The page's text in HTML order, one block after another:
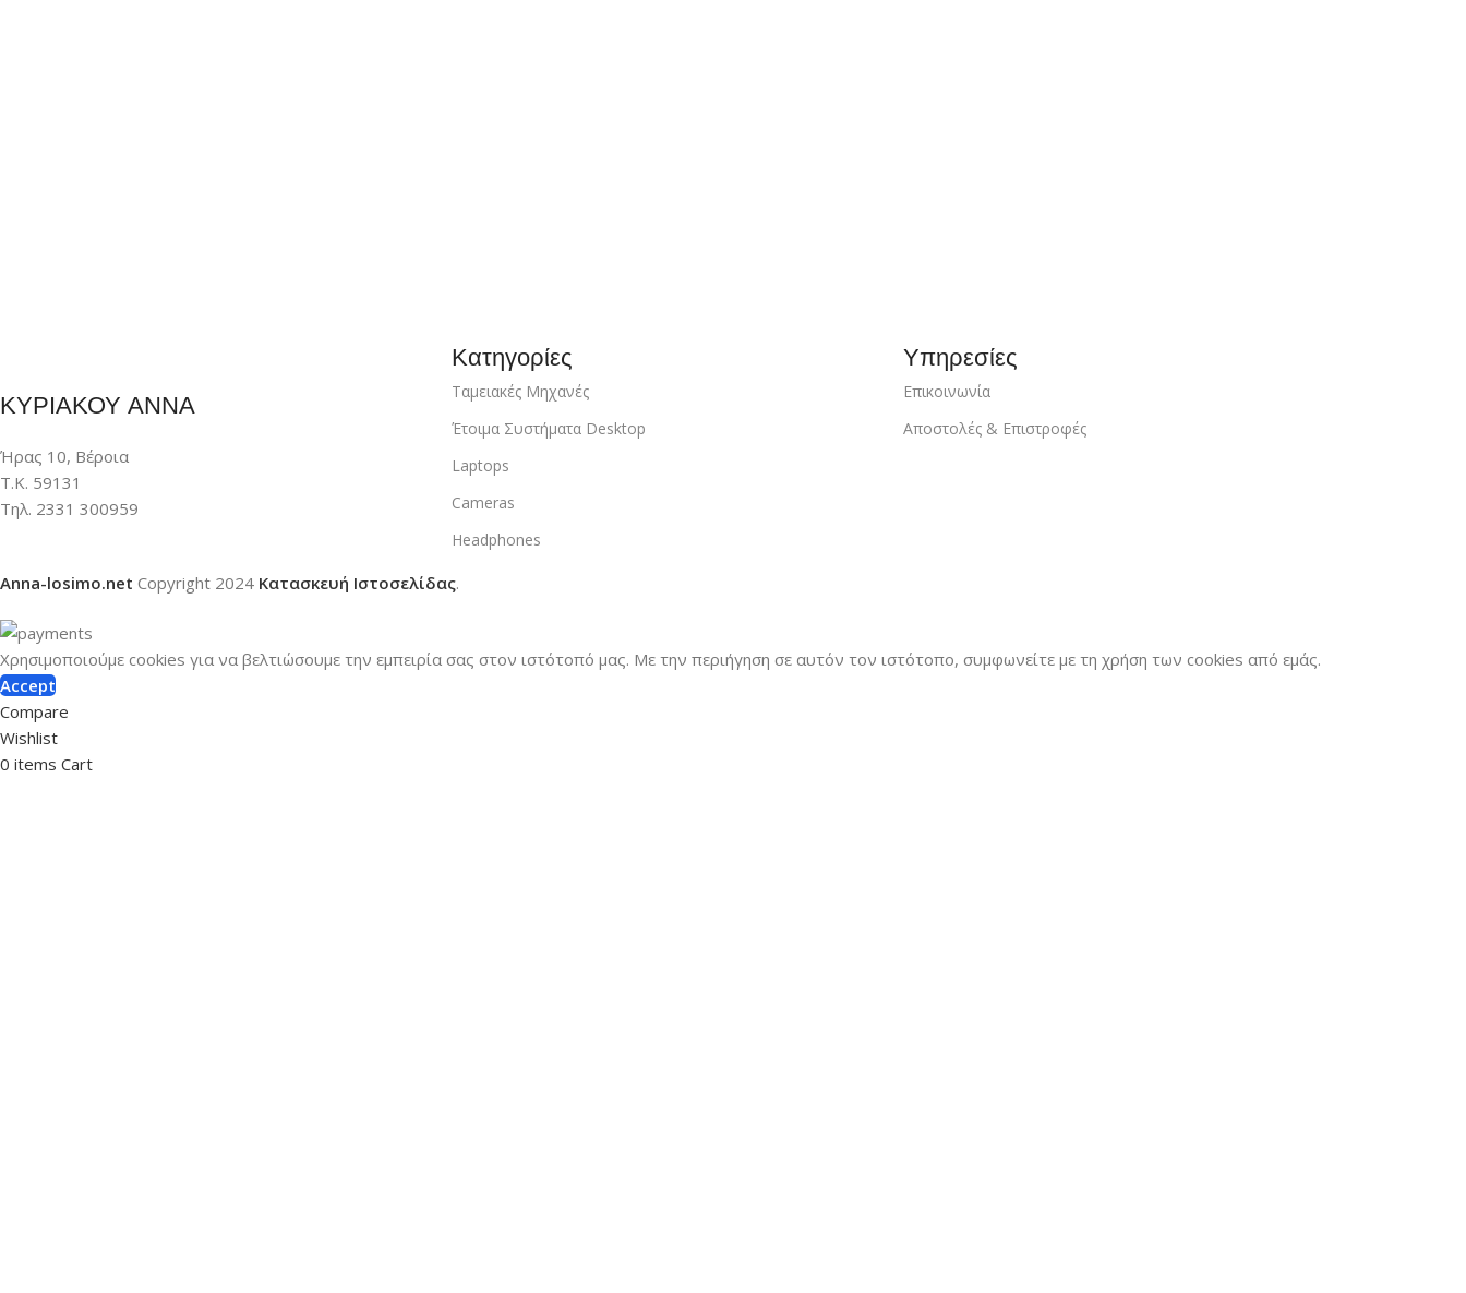
ΚΥΡΙΑΚΟΥ ΑΝΝΑ
Ήρας 10, Βέροια
Τ.Κ. 59131
Τηλ. 2331 300959
Κατηγορίες
Ταμειακές Μηχανές
Έτοιμα Συστήματα Desktop
Laptops
Cameras
Headphones
Υπηρεσίες
Επικοινωνία
Αποστολές & Επιστροφές
Anna-losimo.net Copyright 2024 Κατασκευή Ιστοσελίδας.
Χρησιμοποιούμε cookies για να βελτιώσουμε την εμπειρία σας στον ιστότοπό μας. Με την περιήγηση σε αυτόν τον ιστότοπο, συμφωνείτε με τη χρήση των cookies από εμάς.
Accept
Compare
Wishlist
0 items Cart